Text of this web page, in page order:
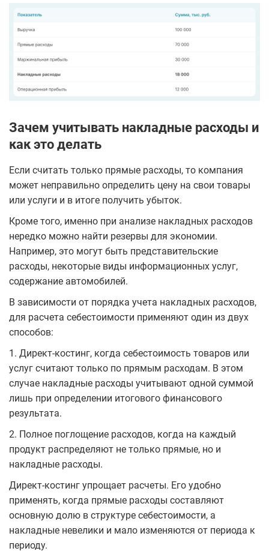
Зачем учитывать накладные расходы и
как это делать
Если считать только прямые расходы, то компания
может неправильно определить цену на свои товары
или услуги и в итоге получить убыток.
Кроме того, именно при анализе накладных расходов
нередко можно найти резервы для экономии.
Например, это могут быть представительские
расходы, некоторые виды информационных услуг,
содержание автомобилей.
В зависимости от порядка учета накладных расходов,
для расчета себестоимости применяют один из двух
способов:
1. Директ-костинг, когда себестоимость товаров или
услуг считают только по прямым расходам. В этом
случае накладные расходы учитывают одной суммой
лишь при определении итогового финансового
результата.
2. Полное поглощение расходов, когда на каждый
продукт распределяют не только прямые, но и
накладные расходы.
Директ-костинг упрощает расчеты. Его удобно
применять, когда прямые расходы составляют
основную долю в структуре себестоимости, а
накладные невелики и мало изменяются от периода к
периоду.